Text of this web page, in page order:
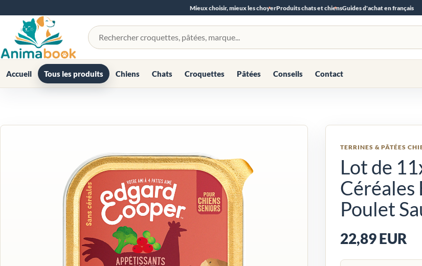
Mieux choisir, mieux les choyerProduits chats et chiensGuides d'achat en français
Rechercher un produit
Accueil Tous les produits Chiens Chats Croquettes Pâtées Conseils Contact
TERRINES & PÂTÉES
Lot de
Céréales
Poulet
22,89 EUR